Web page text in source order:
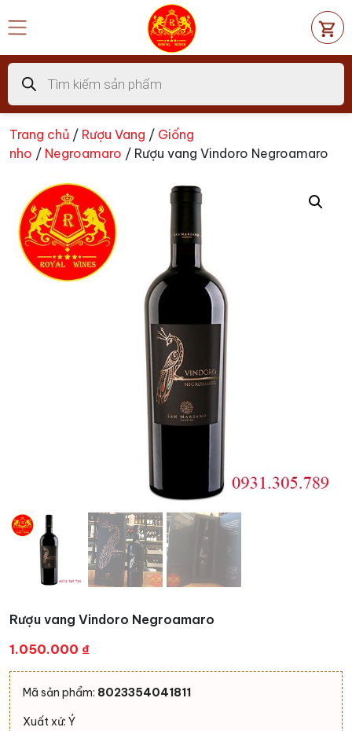
đến
dung
Tìm
kiếm
sản
phẩm
Trang chủ / Rượu Vang / Giống
nho / Negroamaro / Rượu vang Vindoro Negroamaro
Rượu vang Vindoro Negroamaro
1.050.000 ₫
Mã sản phẩm: 8023354041811
Xuất xứ: Ý